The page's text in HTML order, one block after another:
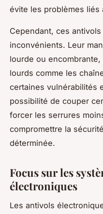
évite les problèmes liés
Cependant, ces
inconvénients. Leur
lourde ou
lourds comme les
certaines vulnérabilités
possibilité de couper
forcer les serrures
compromettre la
déterminée.
Focus sur les
électroniques
Les antivols